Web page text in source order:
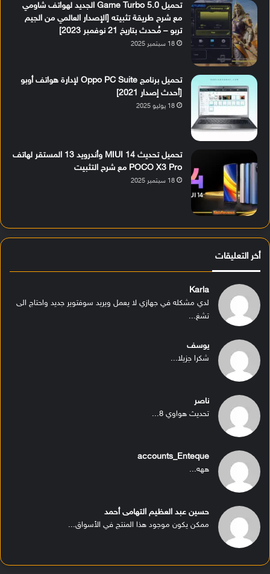
تحميل Game Turbo 5.0 الجديد لهواتف شاومي
مع شرح طريقة تثبيته [الإصدار العالمي من الجيم
تربو – مُحدث بتاريخ 21 نوفمبر 2023]
18 سبتمبر 2025
تحميل برنامج Oppo PC Suite لإدارة هواتف أوبو
[أحدث إصدار 2021]
18 يوليو 2025
تحميل تحديث MIUI 14 وأندرويد 13 المستقر لهاتف
POCO X3 Pro مع شرح التثبيت
18 سبتمبر 2025
أخر التعليقات
Karla
لدي مشكله في جهازي لا يعمل ويريد سوفتوير جديد واحتاج الى
تشغ...
يوسف
شكرا جزيلا...
ناصر
تحديث هواوي 8...
accounts_Enteque
ههه...
حسين عبد العظيم التهامى أحمد
ممكن يكون موجود هذا المنتج في الأسواق...